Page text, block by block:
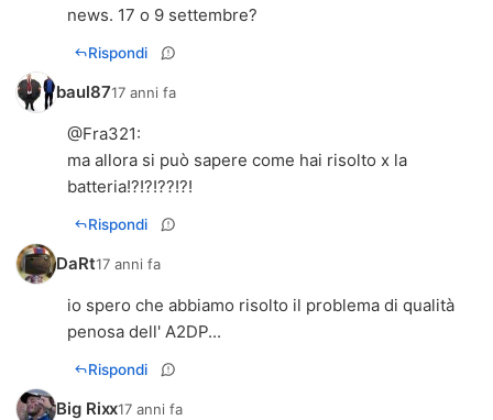
news. 17 o 9 settembre?
Rispondi
baul8717 anni fa
@Fra321:
ma allora si può sapere come hai risolto x la
batteria!?!?!??!?!
Rispondi
DaRt17 anni fa
io spero che abbiamo risolto il problema di qualità
penosa dell' A2DP...
Rispondi
Big Rixx17 anni fa